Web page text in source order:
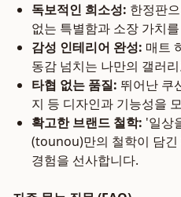
독보적인 희소성: 한정판
없는 특별함과 소장 가치
감성 인테리어 완성: 매트
동감 넘치는 나만의 갤러
타협 없는 품질: 뛰어난 쿠
지 등 디자인과 기능성을
확고한 브랜드 철학: '일상
(tounou)만의 철학이 담
경험을 선사합니다.